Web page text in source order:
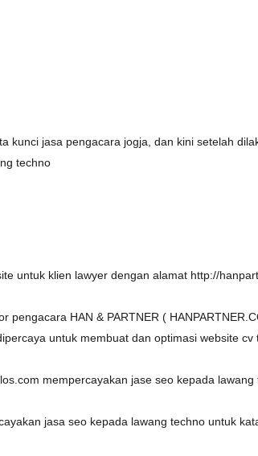
jasa pengacara jogja, dan kini setelah
techno
untuk klien lawyer dengan alamat http://
pengacara HAN & PARTNER (
untuk membuat dan optimasi website
mempercayakan jase seo kepada
jasa seo kepada lawang techno untuk